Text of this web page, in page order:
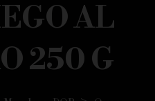
AL
250 G